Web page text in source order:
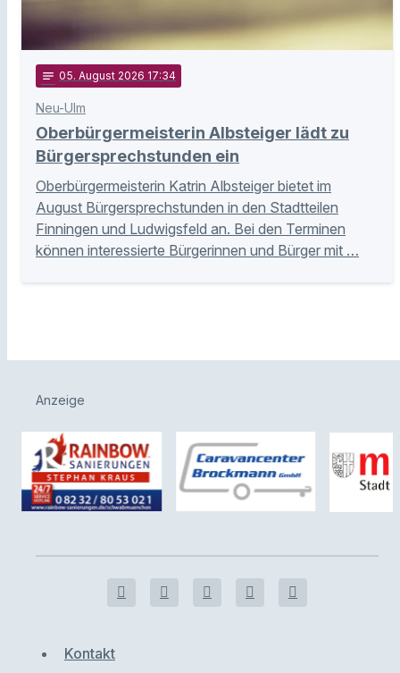
notes 05. August 2026 17:34
Neu-Ulm
Oberbürgermeisterin Albsteiger lädt zu
Bürgersprechstunden ein
Oberbürgermeisterin Katrin Albsteiger bietet im
August Bürgersprechstunden in den Stadtteilen
Finningen und Ludwigsfeld an. Bei den Terminen
können interessierte Bürgerinnen und Bürger mit …
Anzeige
Kontakt